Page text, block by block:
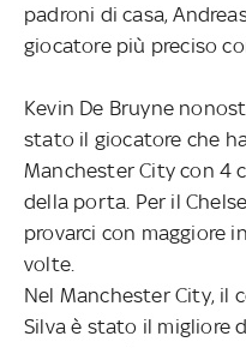
padroni di casa,
giocatore più preciso
Kevin De Bruyne
stato il giocatore che
Manchester City con 4
della porta. Per il
provarci con maggiore
volte.
Nel Manchester City, il
Silva è stato il migliore